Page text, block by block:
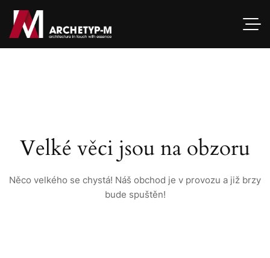
Velké věci jsou na obzoru
Něco velkého se chystá! Náš obchod je v provozu a již brzy
bude spuštěn!